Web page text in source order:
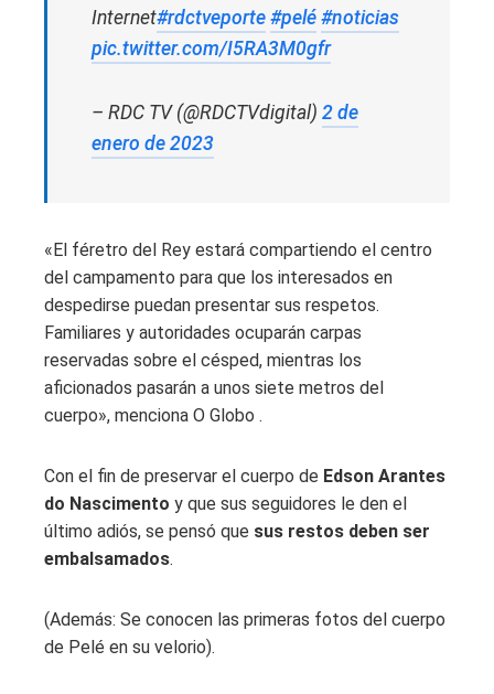
Internet#rdctveporte #pelé #noticias
pic.twitter.com/I5RA3M0gfr
– RDC TV (@RDCTVdigital) 2 de
enero de 2023
«El féretro del Rey estará compartiendo el centro
del campamento para que los interesados ​​en
despedirse puedan presentar sus respetos.
Familiares y autoridades ocuparán carpas
reservadas sobre el césped, mientras los
aficionados pasarán a unos siete metros del
cuerpo», menciona O Globo .
Con el fin de preservar el cuerpo de Edson Arantes
do Nascimento y que sus seguidores le den el
último adiós, se pensó que sus restos deben ser
embalsamados.
(Además: Se conocen las primeras fotos del cuerpo
de Pelé en su velorio).